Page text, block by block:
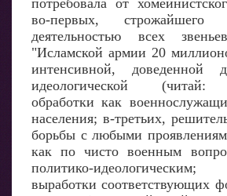
потребовала от
во-первых, строжайшего
деятельностью всех
"Исламской армии 20
интенсивной, доведенной
идеологической (читай:
обработки как
населения; в-третьих,
борьбы с любыми
как по чисто военным
политико-
выработки соответствующих